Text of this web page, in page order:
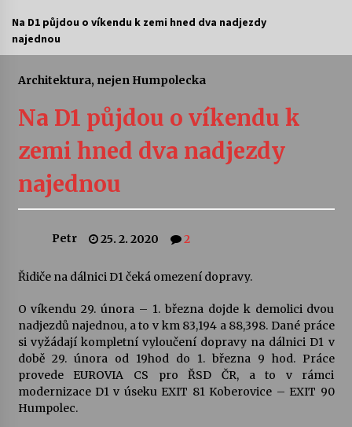
4. 8. 2026
Vernisáž výstavy Josefíny Duškové: Stávám se
kapkou
30. 7. 2026
Veselí muzikanti
30. 7. 2026
šedesátka: 28. 7.–1. 8. 2026
Letní koncerty ve Stromovce: Kolchoz a
Jenakaši
28. 7. 2026
Na D1 půjdou o víkendu k zemi hned dva nadjezdy
najednou
Architektura, nejen Humpolecka
Na D1 půjdou o víkendu k
zemi hned dva nadjezdy
najednou
Petr 25. 2. 2020 2
Řidiče na dálnici D1 čeká omezení dopravy.
O víkendu 29. února – 1. března dojde k demolici dvou
nadjezdů najednou, a to v km 83,194 a 88,398. Dané práce
si vyžádají kompletní vyloučení dopravy na dálnici D1 v
době 29. února od 19hod do 1. března 9 hod. Práce
provede EUROVIA CS pro ŘSD ČR, a to v rámci
modernizace D1 v úseku EXIT 81 Koberovice – EXIT 90
Humpolec.